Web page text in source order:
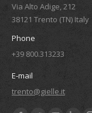
Via Alto Adige, 212
38121 Trento (TN) Italy
Phone
+39 800.313233
E-mail
trento@gielle.it